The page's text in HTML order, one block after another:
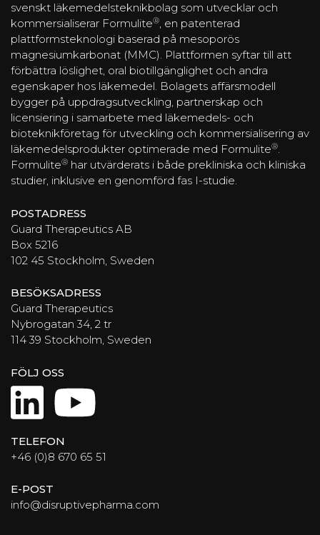
svenskt läkemedelsteknikbolag som utvecklar och
kommersialiserar Formulite®, en patenterad
plattformsteknologi baserad på mesoporös
magnesiumkarbonat (MMC). Plattformen syftar till att
förbättra löslighet, oral biotillgänglighet och andra
egenskaper hos läkemedel. Bolagets affärsmodell
bygger på uppdragsutveckling, partnerskap och
licensiering i samarbete med läkemedels- och
bioteknikföretag för utveckling och kommersialisering av
läkemedelsprodukter optimerade med Formulite®.
Formulite® har utvärderats i både prekliniska och kliniska
studier, inklusive en genomförd fas I-studie.
POSTADRESS
Guard Therapeutics AB
Box 5216
102 45 Stockholm, Sweden
BESÖKSADRESS
Guard Therapeutics
Nybrogatan 34, 2 tr
114 39 Stockholm, Sweden
FÖLJ OSS
LinkedIn
YouTube
TELEFON
+46 (0)8 670 65 51
E-POST
info@disruptivepharma.com